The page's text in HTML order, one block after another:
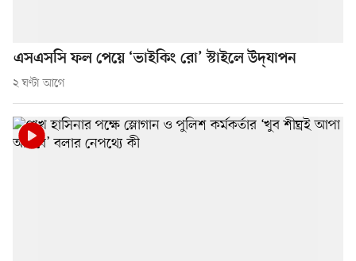
এসএসসি ফল পেয়ে ‘ভাইকিং রো’ স্টাইলে উদ্‌যাপন
২ ঘণ্টা আগে